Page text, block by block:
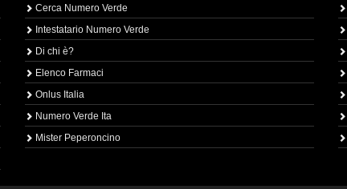
Cerca Numero Verde
Intestatario Numero Verde
Di chi è?
Elenco Farmaci
Onlus Italia
Numero Verde Ita
Mister Peperoncino